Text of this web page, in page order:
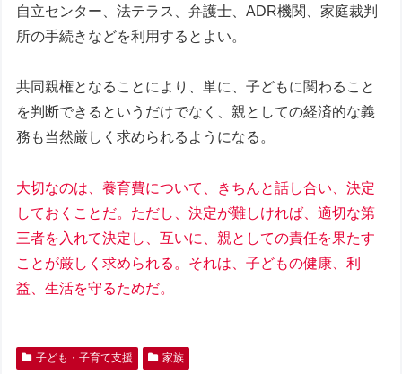
自立センター、法テラス、弁護士、ADR機関、家庭裁判
所の手続きなどを利用するとよい。
共同親権となることにより、単に、子どもに関わること
を判断できるというだけでなく、親としての経済的な義
務も当然厳しく求められるようになる。
大切なのは、養育費について、きちんと話し合い、決定
しておくことだ。ただし、決定が難しければ、適切な第
三者を入れて決定し、互いに、親としての責任を果たす
ことが厳しく求められる。それは、子どもの健康、利
益、生活を守るためだ。
子ども・子育て支援 家族